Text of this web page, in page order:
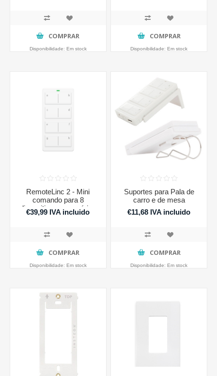
COMPRAR
Disponibilidade: Em stock
COMPRAR
Disponibilidade: Em stock
RemoteLinc 2 - Mini
comando para 8
dispositivos ou cenários
€39,99 IVA incluido
COMPRAR
Disponibilidade: Em stock
Suportes para Pala de
carro e de mesa
€11,68 IVA incluido
COMPRAR
Disponibilidade: Em stock